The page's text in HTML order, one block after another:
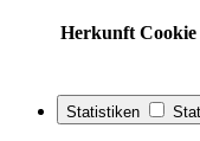
Herkunft Cookie
Statistiken